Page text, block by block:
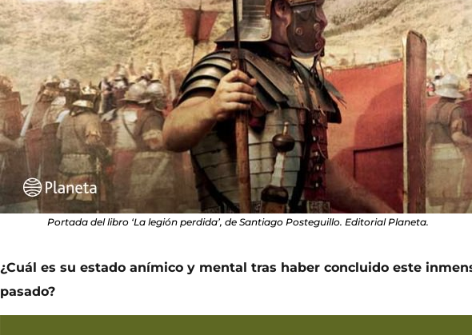
Portada del libro ‘La legión perdida’, de Santiago Posteguillo. Editorial Planeta.
¿Cuál es su estado anímico y mental tras haber concluido este
pasado?